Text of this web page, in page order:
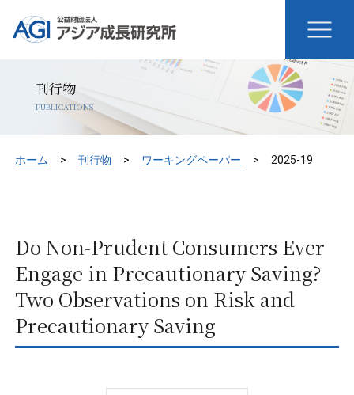
刊行物
PUBLICATIONS
ホーム 刊行物 ワーキングペーパー 2025-19
Do Non-Prudent Consumers Ever
Engage in Precautionary Saving?
Two Observations on Risk and
Precautionary Saving